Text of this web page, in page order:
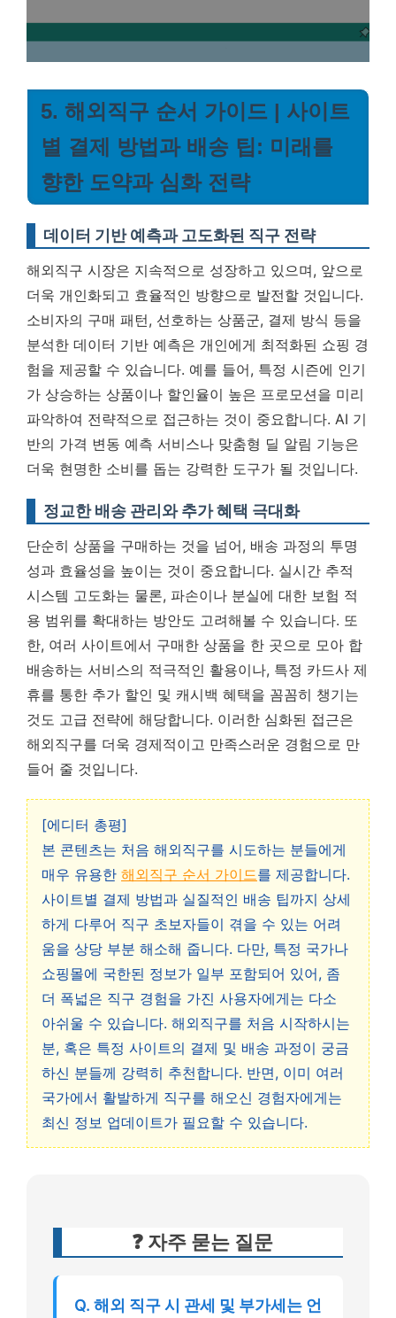
5. 해외직구 순서 가이드 | 사이트
별 결제 방법과 배송 팁: 미래를
향한 도약과 심화 전략
데이터 기반 예측과 고도화된 직구 전략
해외직구 시장은 지속적으로 성장하고 있으며, 앞으로
더욱 개인화되고 효율적인 방향으로 발전할 것입니다.
소비자의 구매 패턴, 선호하는 상품군, 결제 방식 등을
분석한 데이터 기반 예측은 개인에게 최적화된 쇼핑 경
험을 제공할 수 있습니다. 예를 들어, 특정 시즌에 인기
가 상승하는 상품이나 할인율이 높은 프로모션을 미리
파악하여 전략적으로 접근하는 것이 중요합니다. AI 기
반의 가격 변동 예측 서비스나 맞춤형 딜 알림 기능은
더욱 현명한 소비를 돕는 강력한 도구가 될 것입니다.
정교한 배송 관리와 추가 혜택 극대화
단순히 상품을 구매하는 것을 넘어, 배송 과정의 투명
성과 효율성을 높이는 것이 중요합니다. 실시간 추적
시스템 고도화는 물론, 파손이나 분실에 대한 보험 적
용 범위를 확대하는 방안도 고려해볼 수 있습니다. 또
한, 여러 사이트에서 구매한 상품을 한 곳으로 모아 합
배송하는 서비스의 적극적인 활용이나, 특정 카드사 제
휴를 통한 추가 할인 및 캐시백 혜택을 꼼꼼히 챙기는
것도 고급 전략에 해당합니다. 이러한 심화된 접근은
해외직구를 더욱 경제적이고 만족스러운 경험으로 만
들어 줄 것입니다.
[에디터 총평]
본 콘텐츠는 처음 해외직구를 시도하는 분들에게
매우 유용한 해외직구 순서 가이드를 제공합니다.
사이트별 결제 방법과 실질적인 배송 팁까지 상세
하게 다루어 직구 초보자들이 겪을 수 있는 어려
움을 상당 부분 해소해 줍니다. 다만, 특정 국가나
쇼핑몰에 국한된 정보가 일부 포함되어 있어, 좀
더 폭넓은 직구 경험을 가진 사용자에게는 다소
아쉬울 수 있습니다. 해외직구를 처음 시작하시는
분, 혹은 특정 사이트의 결제 및 배송 과정이 궁금
하신 분들께 강력히 추천합니다. 반면, 이미 여러
국가에서 활발하게 직구를 해오신 경험자에게는
최신 정보 업데이트가 필요할 수 있습니다.
❓ 자주 묻는 질문
Q. 해외 직구 시 관세 및 부가세는 언